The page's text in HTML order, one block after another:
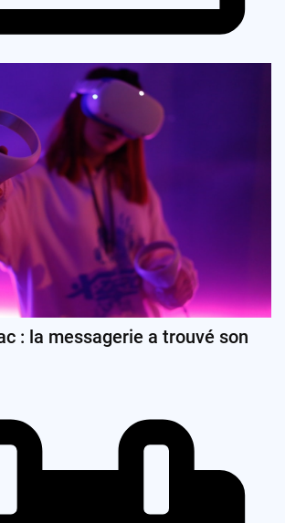
: la messagerie a trouvé son